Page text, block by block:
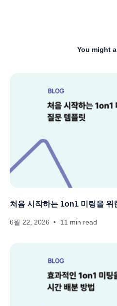
You might
처음 시작하는 1on1 미팅을 위
6월 22, 2026 11 min read